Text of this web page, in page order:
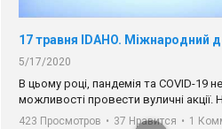
5/17/2020
В цьому році, пандемія та COVІD-19
можливості провести вуличні акції.
звернення про те, що навіть коли ми у
423 Просмотров • 37 Нравится • 1